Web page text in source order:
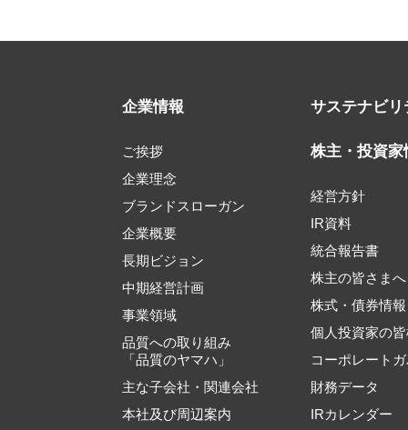
企業情報
ご挨拶
企業理念
ブランドスローガン
企業概要
長期ビジョン
中期経営計画
事業領域
品質への取り組み
「品質のヤマハ」
主な子会社・関連会社
本社及び周辺案内
サステナビリ
株主・投資家
経営方針
IR資料
統合報告書
株主の皆さまへ
株式・債券情報
個人投資家の
コーポレート
財務データ
IRカレンダー